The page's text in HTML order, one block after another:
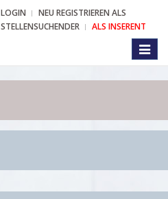
LOGIN
NEU REGISTRIEREN ALS
STELLENSUCHENDER
ALS INSERENT